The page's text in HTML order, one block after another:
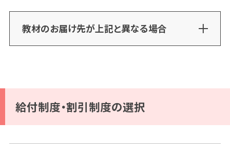
教材のお届け先が上記と異なる場合
給付制度・割引制度の選択